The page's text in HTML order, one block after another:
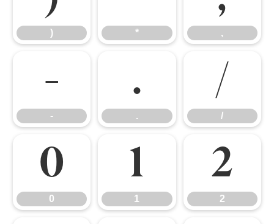
) * ,
-
-
.
.
/
/
0
0
1
1
2
2